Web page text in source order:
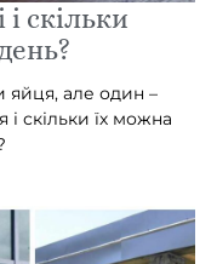
скільки
яйця, але один –
скільки їх можна